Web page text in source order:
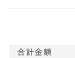
合計金額